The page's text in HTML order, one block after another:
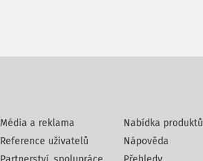
Média a reklama
Reference uživatelů
Nabídka produktů
Nápověda